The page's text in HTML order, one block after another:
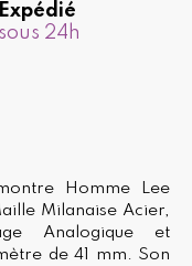
Expédié
sous 24h
Homme Lee
Milanaise Acier,
Analogique et
de 41 mm. Son